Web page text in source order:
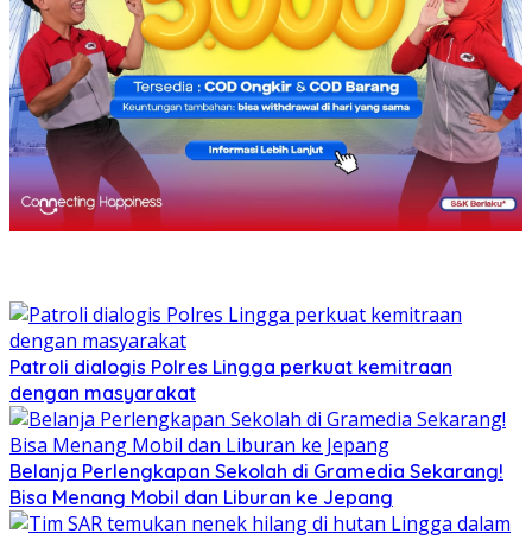
Patroli dialogis Polres Lingga perkuat kemitraan
dengan masyarakat
Belanja Perlengkapan Sekolah di Gramedia Sekarang!
Bisa Menang Mobil dan Liburan ke Jepang